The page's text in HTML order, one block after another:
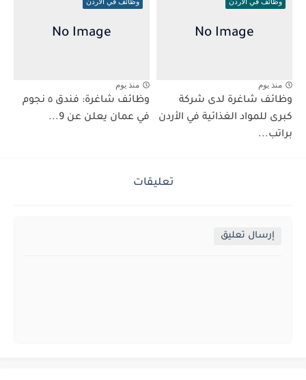
منذ يوم
وظائف شاغرة لدى شركة
كبرى للمواد الغذائية في الأردن
براتب...
منذ يوم
وظائف شاغرة: فندق ٥ نجوم
في عمان يعلن عن 9...
تعليقات
إرسال تعليق